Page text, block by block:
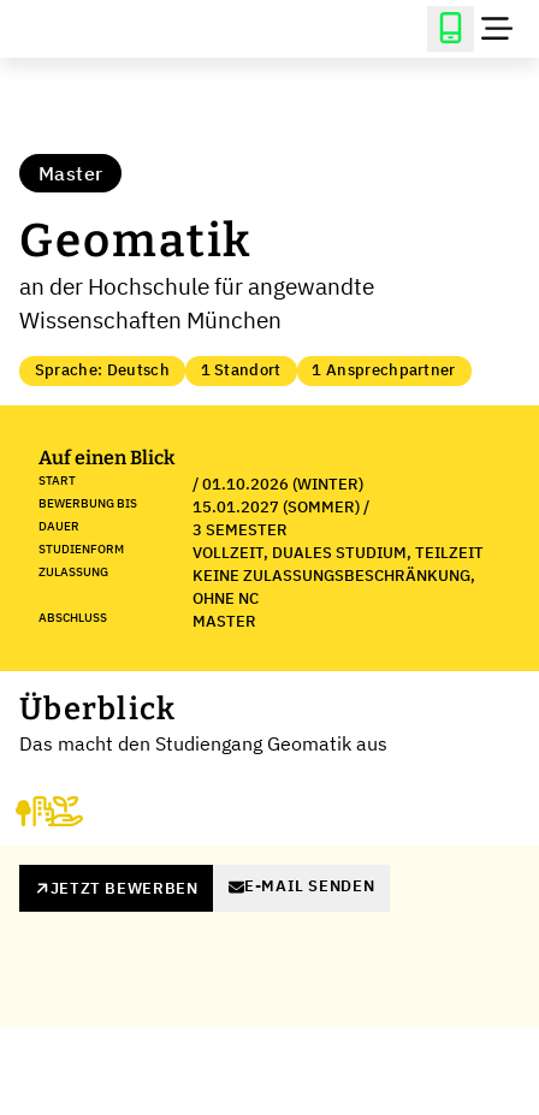
Master
Geomatik
an der Hochschule für angewandte
Wissenschaften München
Sprache: Deutsch 1 Standort 1 Ansprechpartner
Auf einen Blick
START / 01.10.2026 (WINTER)
BEWERBUNG BIS 15.01.2027 (SOMMER) /
DAUER 3 SEMESTER
STUDIENFORM VOLLZEIT, DUALES STUDIUM, TEILZEIT
ZULASSUNG
KEINE ZULASSUNGSBESCHRÄNKUNG,
OHNE NC
ABSCHLUSS MASTER
Überblick
Das macht den Studiengang Geomatik aus
JETZT BEWERBEN E-MAIL SENDEN